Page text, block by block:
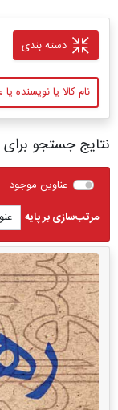
دسته بندی
نتایج جستجو برای
عناوین موجود
مرتب‌سازی بر پایه